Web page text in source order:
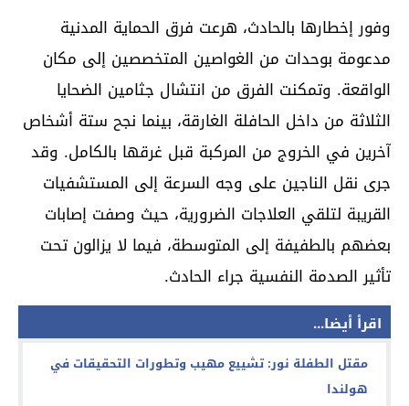
وفور إخطارها بالحادث، هرعت فرق الحماية المدنية
مدعومة بوحدات من الغواصين المتخصصين إلى مكان
الواقعة. وتمكنت الفرق من انتشال جثامين الضحايا
الثلاثة من داخل الحافلة الغارقة، بينما نجح ستة أشخاص
آخرين في الخروج من المركبة قبل غرقها بالكامل. وقد
جرى نقل الناجين على وجه السرعة إلى المستشفيات
القريبة لتلقي العلاجات الضرورية، حيث وصفت إصابات
بعضهم بالطفيفة إلى المتوسطة، فيما لا يزالون تحت
تأثير الصدمة النفسية جراء الحادث.
اقرأ أيضا...
مقتل الطفلة نور: تشييع مهيب وتطورات التحقيقات في
هولندا